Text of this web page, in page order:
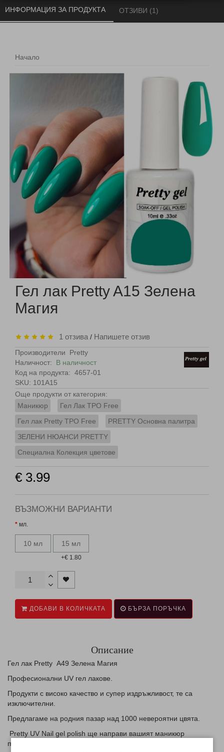
Начало
ИНФОРМАЦИЯ ЗА ПРОДУКТА ОТЗИВИ (1)
Гел лак Pretty A15 Зелена
Магия
1 отзива / Напишете отзив
Производители
Pretty
Наличност: В наличност
Код на продукта: 4657-01
SKU: 101A15
Още продукти от категория:
Маникюр
Гел Лак TPO Free
Гел лак Pretty TPO Free
PRETTY Основна палитра
ЗЕЛЕНИ НЮАНСИ PRETTY
Специална Колекция цветове
€ 3.99
ВЪЗМОЖНИ ВАРИАНТИ
мл.
10 мл 15 мл
+€ 1.80
ДОБАВИ В КОЛИЧКАТА БЪРЗА ПОРЪЧКА
Описание
Гел лак Pretty А49 Зелена Магия
Професионални UV гел лаковe.
Продукти с високо качество и супер издръжливост, те са
изключителни.
Предлагаме на родния пазар над 1000 невероятни цвята.
Pretty UV Nail gel polish ще направи вашият маникюр
перфектен и блестящ за повече от 14 дни.